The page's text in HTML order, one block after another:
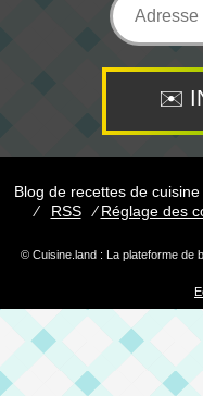
Blog de recettes de cuisine
⁄
RSS ⁄Réglage des
© Cuisine.land : La plateforme de